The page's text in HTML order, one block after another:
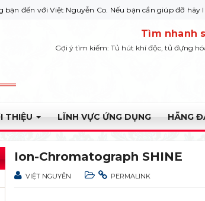
với Việt Nguyễn Co. Nếu bạn cần giúp đỡ hãy liên hệ
Tìm nhanh
Gợi ý tìm kiếm: Tủ hút khí độc, tủ đựng
THIỆU LĨNH VỰC ỨNG DỤNG HÃNG
Ion-Chromatograph SHINE
VIỆT NGUYỄN PERMALINK